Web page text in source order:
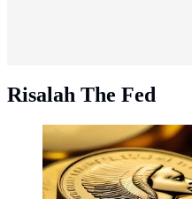
Risalah The Fed